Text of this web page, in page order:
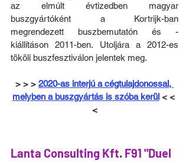
az elmúlt évtizedben magyar
buszgyártóként a Kortrijk-ban
megrendezett buszbemutatón és -
kiállításon 2011-ben. Utoljára a 2012-es
tököli buszfesztiválon jelentek meg.
> > > 2020-as interjú a cégtulajdonossal,
melyben a buszgyártás is szóba kerül < <
<
Lanta Consulting Kft. F91 "Duel